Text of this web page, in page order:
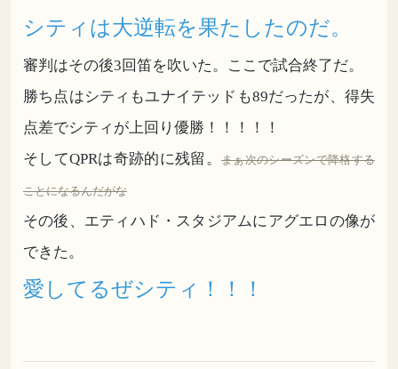
シティは大逆転を果たしたのだ。
審判はその後3回笛を吹いた。ここで試合終了だ。
勝ち点はシティもユナイテッドも89だったが、得失
点差でシティが上回り優勝！！！！！
そしてQPRは奇跡的に残留。
まぁ次のシーズンで降格する
ことになるんだがな
その後、エティハド・スタジアムにアグエロの像が
できた。
愛してるぜシティ！！！